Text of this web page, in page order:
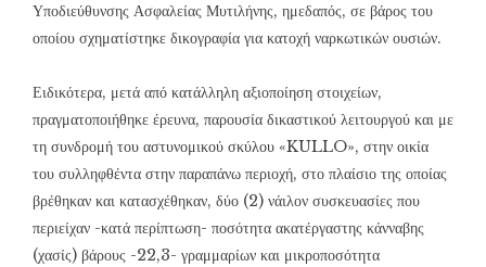
Υποδιεύθυνσης Ασφαλείας Μυτιλήνης, ημεδαπός, σε βάρος του
οποίου σχηματίστηκε δικογραφία για κατοχή ναρκωτικών ουσιών.
Ειδικότερα, μετά από κατάλληλη αξιοποίηση στοιχείων,
πραγματοποιήθηκε έρευνα, παρουσία δικαστικού λειτουργού και με
τη συνδρομή του αστυνομικού σκύλου «KULLO», στην οικία
του συλληφθέντα στην παραπάνω περιοχή, στο πλαίσιο της οποίας
βρέθηκαν και κατασχέθηκαν, δύο (2) νάιλον συσκευασίες που
περιείχαν -κατά περίπτωση- ποσότητα ακατέργαστης κάνναβης
(χασίς) βάρους -22,3- γραμμαρίων και μικροποσότητα